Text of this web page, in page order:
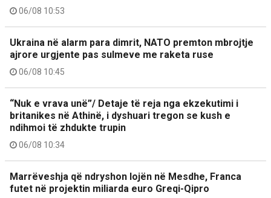
06/08 10:53
Ukraina në alarm para dimrit, NATO premton mbrojtje
ajrore urgjente pas sulmeve me raketa ruse
06/08 10:45
“Nuk e vrava unë”/ Detaje të reja nga ekzekutimi i
britanikes në Athinë, i dyshuari tregon se kush e
ndihmoi të zhdukte trupin
06/08 10:34
Marrëveshja që ndryshon lojën në Mesdhe, Franca
futet në projektin miliarda euro Greqi-Qipro